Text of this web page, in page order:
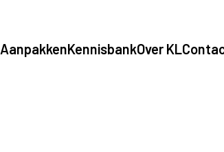
AanpakkenKennisbankOver KL